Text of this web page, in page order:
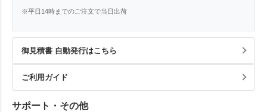
※平日14時までのご注文で当日出荷
御見積書 自動発行はこちら
ご利用ガイド
サポート・その他